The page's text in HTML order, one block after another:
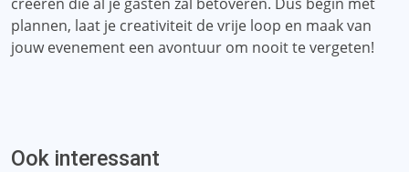
plannen, laat je creativiteit de vrije loop en maak van
jouw evenement een avontuur om nooit te vergeten!
Ook interessant